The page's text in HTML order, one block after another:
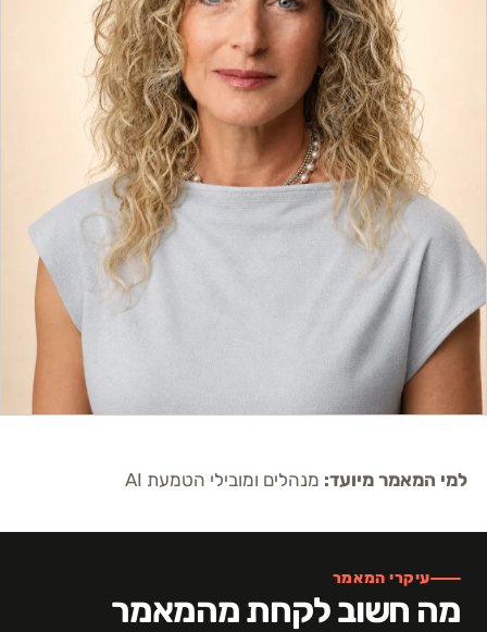
למי המאמר מיועד: מנהלים ומובילי הטמעת AI
עיקרי המאמר
מה חשוב לקחת מהמאמר